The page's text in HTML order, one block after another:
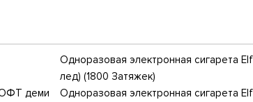
деми
Одноразовая электронная сигарета
лед) (1800 Затяжек)
Одноразовая электронная сигарета